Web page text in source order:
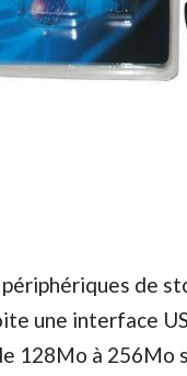
de
une interface
128Mo à 256Mo